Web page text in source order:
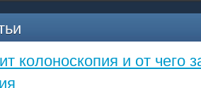
колоноскопия и от чего